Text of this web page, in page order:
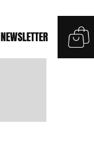
NEWSLETTER